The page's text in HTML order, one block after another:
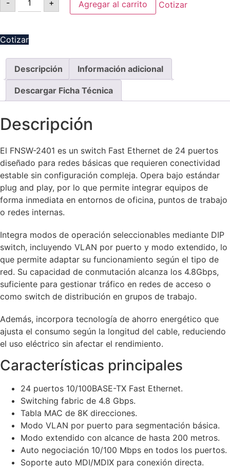
- + Agregar al carrito Cotizar
Cotizar
Descripción Información adicional
Descargar Ficha Técnica
Descripción
El FNSW-2401 es un switch Fast Ethernet de 24 puertos
diseñado para redes básicas que requieren conectividad
estable sin configuración compleja. Opera bajo estándar
plug and play, por lo que permite integrar equipos de
forma inmediata en entornos de oficina, puntos de trabajo
o redes internas.
Integra modos de operación seleccionables mediante DIP
switch, incluyendo VLAN por puerto y modo extendido, lo
que permite adaptar su funcionamiento según el tipo de
red. Su capacidad de conmutación alcanza los 4.8Gbps,
suficiente para gestionar tráfico en redes de acceso o
como switch de distribución en grupos de trabajo.
Además, incorpora tecnología de ahorro energético que
ajusta el consumo según la longitud del cable, reduciendo
el uso eléctrico sin afectar el rendimiento.
Características principales
24 puertos 10/100BASE-TX Fast Ethernet.
Switching fabric de 4.8 Gbps.
Tabla MAC de 8K direcciones.
Modo VLAN por puerto para segmentación básica.
Modo extendido con alcance de hasta 200 metros.
Auto negociación 10/100 Mbps en todos los puertos.
Soporte auto MDI/MDIX para conexión directa.